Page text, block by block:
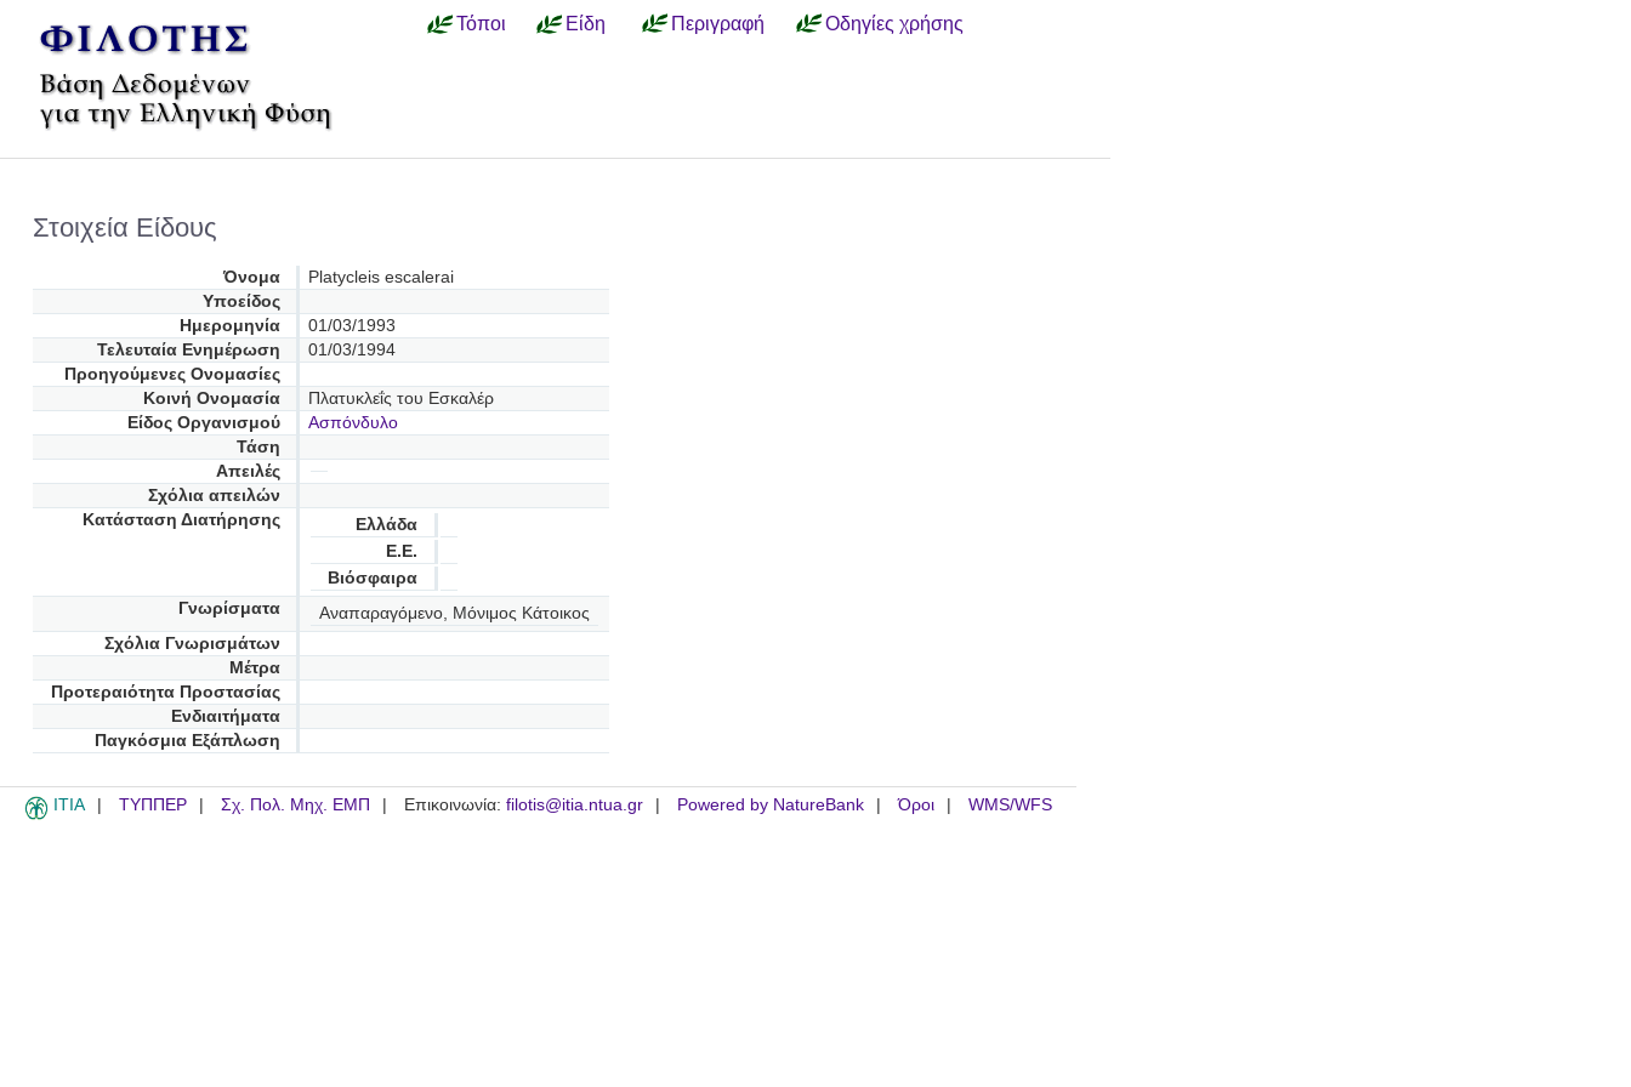
Τόποι Είδη Περιγραφή Οδηγίες χρήσης
Στοιχεία Είδους
Όνομα
Platycleis escalerai
Υποείδος
Ημερομηνία
01/03/1993
Τελευταία Ενημέρωση
01/03/1994
Προηγούμενες Oνομασίες
Κοινή Ονομασία
Πλατυκλεΐς του Εσκαλέρ
Είδος Οργανισμού
Ασπόνδυλο
Τάση
Απειλές
Σχόλια απειλών
Κατάσταση Διατήρησης
Ελλάδα
Ε.Ε.
Βιόσφαιρα
Γνωρίσματα
Αναπαραγόμενο, Μόνιμος Κάτοικος
Σχόλια Γνωρισμάτων
Μέτρα
Προτεραιότητα Προστασίας
Ενδιαιτήματα
Παγκόσμια Εξάπλωση
ITIA ΤΥΠΠΕΡ Σχ. Πολ. Μηχ. ΕΜΠ Επικοινωνία: filotis@itia.ntua.gr Powered by NatureBank Όροι WMS/WFS